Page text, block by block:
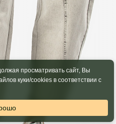
просматривать сайт, Вы
куки/cookies в соответствии с